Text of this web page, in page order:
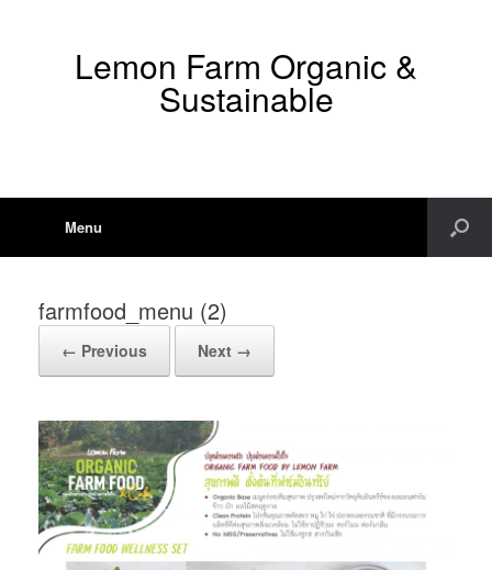
Lemon Farm Organic &
Sustainable
Menu
farmfood_menu (2)
← Previous Next →